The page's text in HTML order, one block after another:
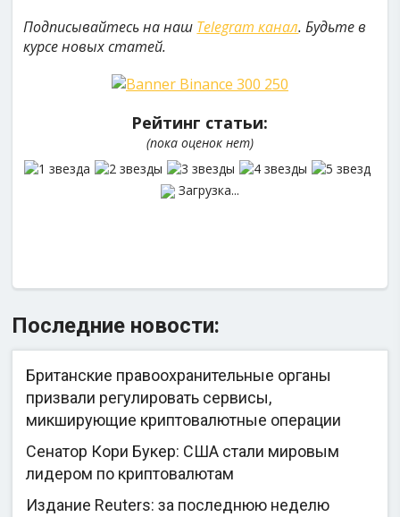
Подписывайтесь на наш Telegram канал. Будьте в
курсе новых статей.
Рейтинг статьи:
(пока оценок нет)
Загрузка...
Последние новости:
Британские правоохранительные органы
призвали регулировать сервисы,
микширующие криптовалютные операции
Сенатор Кори Букер: США стали мировым
лидером по криптовалютам
Издание Reuters: за последнюю неделю